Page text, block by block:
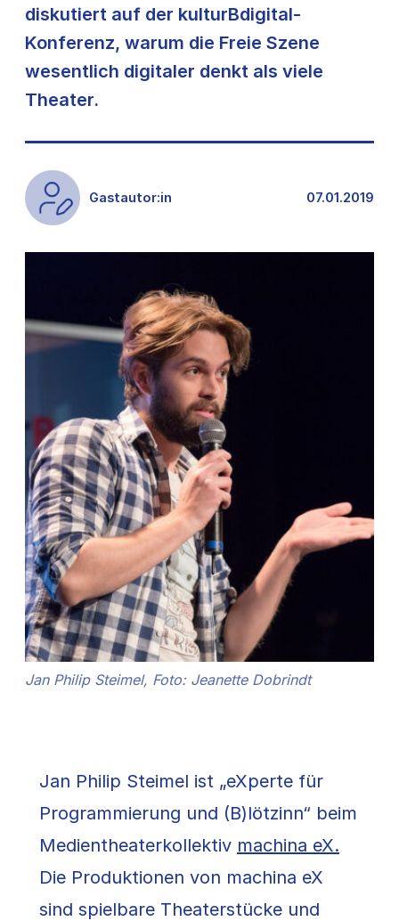
diskutiert auf der kulturBdigital-
Konferenz, warum die Freie Szene
wesentlich digitaler denkt als viele
Theater.
Gastautor:in 07.01.2019
Jan Philip Steimel, Foto: Jeanette Dobrindt
Jan Philip Steimel ist „eXperte für
Programmierung und (B)lötzinn“ beim
Medientheaterkollektiv machina eX.
Die Produktionen von machina eX
sind spielbare Theaterstücke und